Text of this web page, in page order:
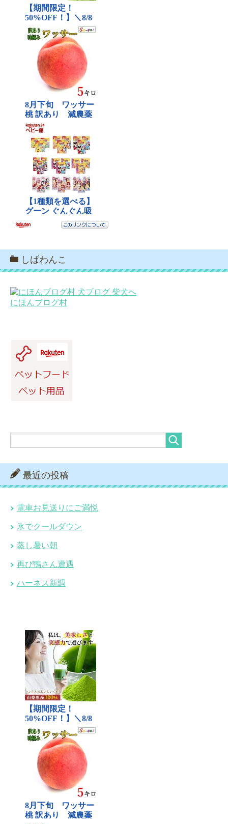
しばわんこ
にほんブログ村
最近の投稿
電車お見送りにご満悦
氷でクールダウン
蒸し暑い朝
再び鴨さん遭遇
ハーネス新調